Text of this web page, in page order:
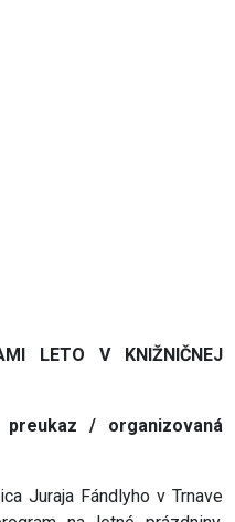
LETO V KNIŽNIČNEJ
/ organizovaná
Juraja Fándlyho v Trnave